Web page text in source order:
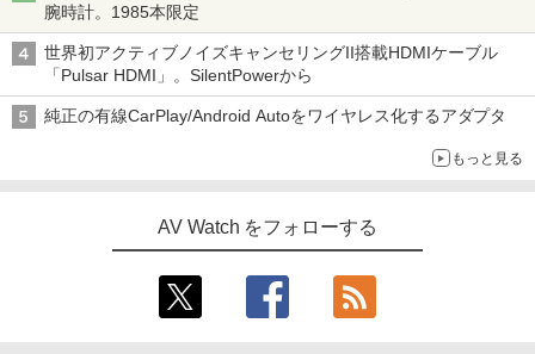
腕時計。1985本限定
世界初アクティブノイズキャンセリングII搭載HDMIケーブル
「Pulsar HDMI」。SilentPowerから
純正の有線CarPlay/Android Autoをワイヤレス化するアダプタ
もっと見る
AV Watch をフォローする